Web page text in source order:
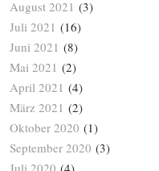
August 2021 (3)
Juli 2021 (16)
Juni 2021 (8)
Mai 2021 (2)
April 2021 (4)
März 2021 (2)
Oktober 2020 (1)
September 2020 (3)